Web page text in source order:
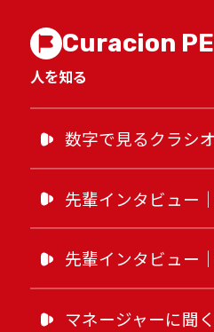
Curacion
人を知る
数字で見るクラシ
先輩インタビュー
先輩インタビュー
マネージャーに聞